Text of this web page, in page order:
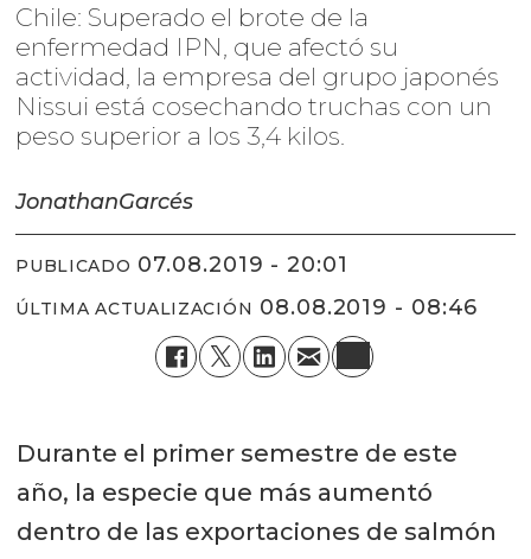
Chile: Superado el brote de la
enfermedad IPN, que afectó su
actividad, la empresa del grupo japonés
Nissui está cosechando truchas con un
peso superior a los 3,4 kilos.
JonathanGarcés
PUBLICADO 07.08.2019 - 20:01
ÚLTIMA ACTUALIZACIÓN 08.08.2019 - 08:46
Durante el primer semestre de este
año, la especie que más aumentó
dentro de las exportaciones de salmón